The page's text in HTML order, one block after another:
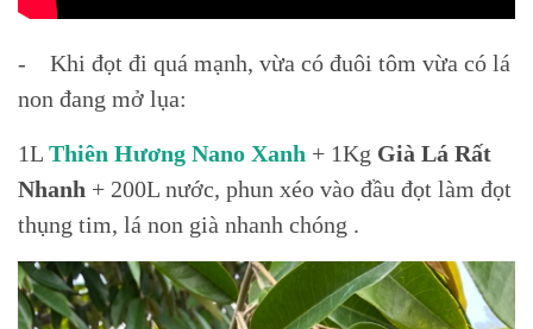
- Khi đọt đi quá mạnh, vừa có đuôi tôm vừa có lá
non đang mở lụa:
1L Thiên Hương Nano Xanh + 1Kg Già Lá Rất
Nhanh + 200L nước, phun xéo vào đầu đọt làm đọt
thụng tim, lá non già nhanh chóng .